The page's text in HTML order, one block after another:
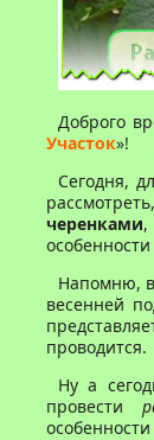
Доброго
Участок»!
Сегодня,
черенками,
Напомню,
весенней
проводится.
Ну а
провести